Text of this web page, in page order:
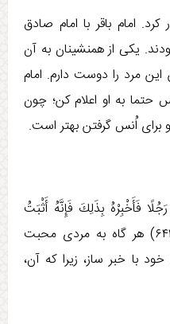
امام باقر با امام صادق
یکی از همنشینان به آن
مرد را دوست دارم. امام
حتما به او اعلام کن؛ چون
و برای اُنس گرفتن بهتر است.
فَأَخْبِرْهُ بِذَلِكَ فَإِنَّهُ أَثْبَتُ
لِلْمَوَدَّةِ بَيْنَكُمَا. (كافی ج‏۲ ص ۶۴۴) هر گاه به مردی محبت
با خبر ساز، زيرا كه آن،